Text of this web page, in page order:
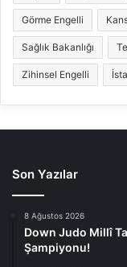
Görme Engelli
Sağlık Bakanlığı
Zihinsel Engelli
Son Yazılar
8 Ağustos 2026
Down Judo Millî
Şampiyonu!